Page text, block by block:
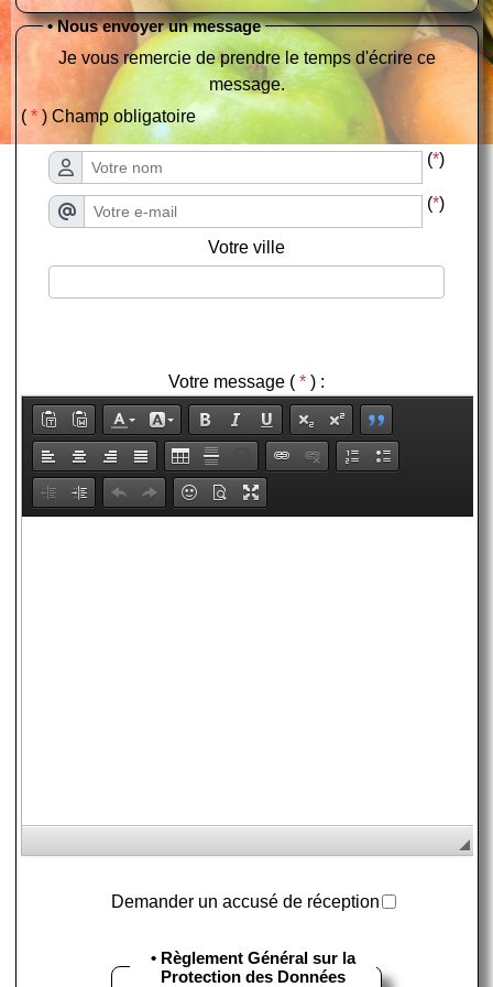
• Nous envoyer un message
Je vous remercie de prendre le temps d'écrire ce
message.
(* ) Champ obligatoire
(*)
(*)
Votre ville
Votre message ( * ) :
Demander un accusé de réception
• Règlement Général sur la
Protection des Données